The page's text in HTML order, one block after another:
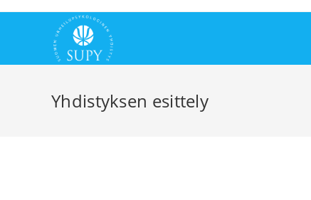
Yhdistyksen esittely